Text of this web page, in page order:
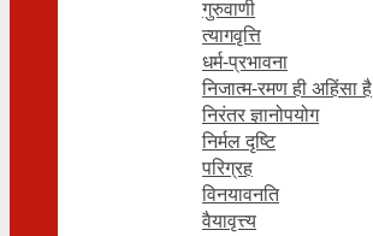
गुरुवाणी
त्यागवृत्ति
धर्म-प्रभावना
निजात्म-रमण ही अहिंसा है
निरंतर ज्ञानोपयोग
निर्मल दृष्टि
परिग्रह
विनयावनति
वैयावृत्त्य